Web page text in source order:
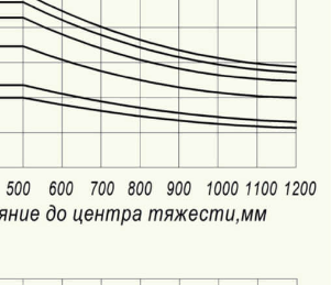
соглашаетесь с
персональных